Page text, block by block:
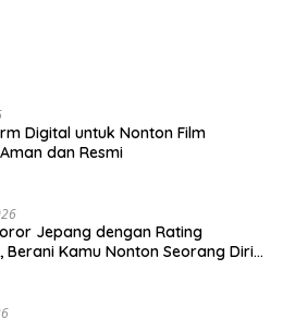
Digital untuk Nonton Film
dan Resmi
Jepang dengan Rating
Berani Kamu Nonton Seorang Diri